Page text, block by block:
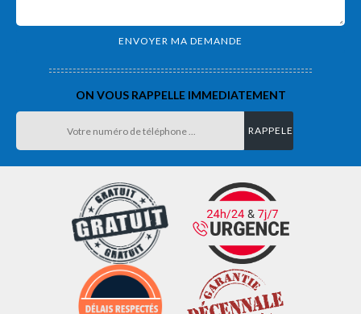
ON VOUS RAPPELLE IMMEDIATEMENT